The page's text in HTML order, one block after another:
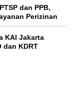
dan PPB,
Perizinan
KAI Jakarta
dan KDRT